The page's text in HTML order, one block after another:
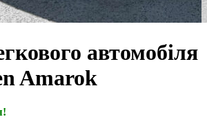
автомобіля
Amarok